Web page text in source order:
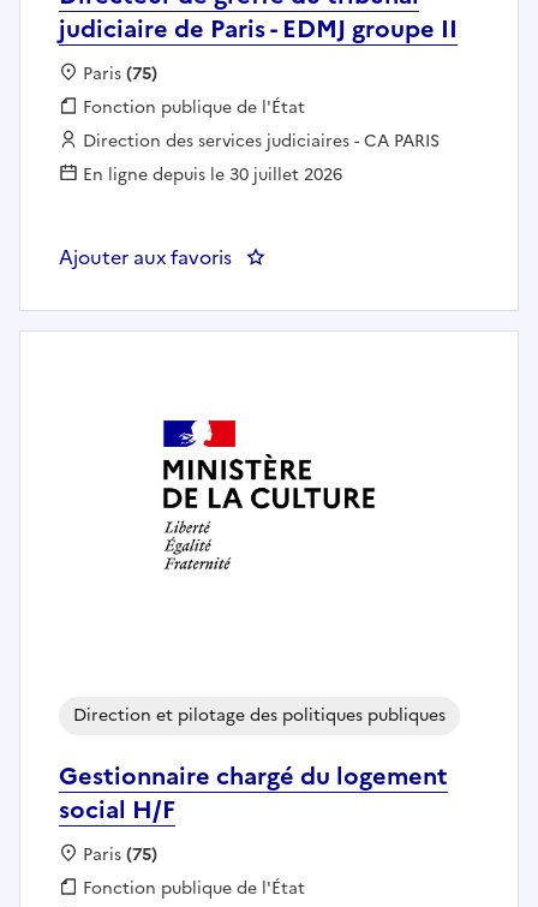
judiciaire de Paris - EDMJ groupe II
Localisation :
Paris(75)
Fonction publique :
Fonction publique de l'État
Employeur :
Direction des services judiciaires - CA PARIS
En ligne depuis le 30 juillet 2026
Ajouter aux favoris : Directeur de greffe du tribunal
Gestionnaire chargé du logement
social H/F
Direction et pilotage des politiques publiques
Localisation :
Paris(75)
Fonction publique :
Fonction publique de l'État